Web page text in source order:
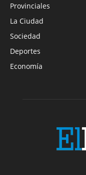
Provinciales
La Ciudad
Sociedad
Deportes
Economía